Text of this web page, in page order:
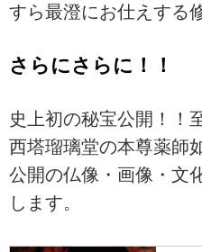
すら最澄にお仕えする
さらにさらに！！
史上初の秘宝公開！！
西塔瑠璃堂の本尊薬師
公開の仏像・画像・文
します。